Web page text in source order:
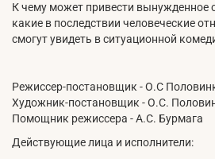
К чему может привести вынужденное
какие в последствии человеческие
смогут увидеть в ситуационной
Режиссер-постановщик - О.С
Художник-постановщик - О.С.
Помощник режиссера - А.С. Бурмага
Действующие лица и исполнители: